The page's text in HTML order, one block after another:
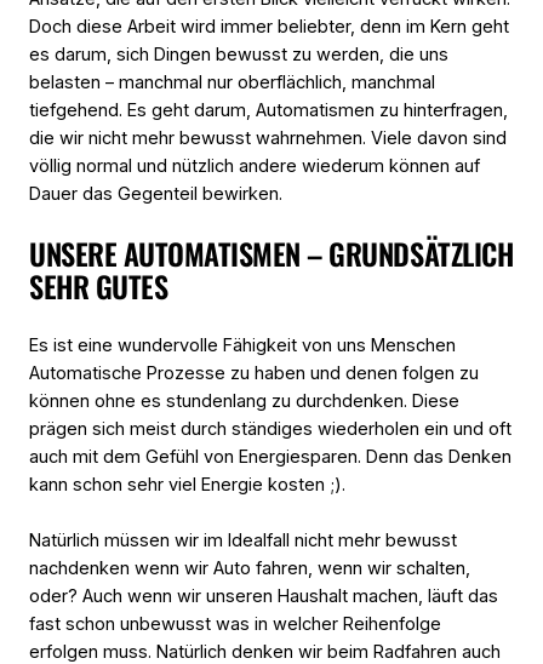
Doch diese Arbeit wird immer beliebter, denn im Kern geht
es darum, sich Dingen bewusst zu werden, die uns
belasten – manchmal nur oberflächlich, manchmal
tiefgehend. Es geht darum, Automatismen zu hinterfragen,
die wir nicht mehr bewusst wahrnehmen. Viele davon sind
völlig normal und nützlich andere wiederum können auf
Dauer das Gegenteil bewirken.
UNSERE AUTOMATISMEN – GRUNDSÄTZLICH
SEHR GUTES
Es ist eine wundervolle Fähigkeit von uns Menschen
Automatische Prozesse zu haben und denen folgen zu
können ohne es stundenlang zu durchdenken. Diese
prägen sich meist durch ständiges wiederholen ein und oft
auch mit dem Gefühl von Energiesparen. Denn das Denken
kann schon sehr viel Energie kosten ;).
Natürlich müssen wir im Idealfall nicht mehr bewusst
nachdenken wenn wir Auto fahren, wenn wir schalten,
oder? Auch wenn wir unseren Haushalt machen, läuft das
fast schon unbewusst was in welcher Reihenfolge
erfolgen muss. Natürlich denken wir beim Radfahren auch